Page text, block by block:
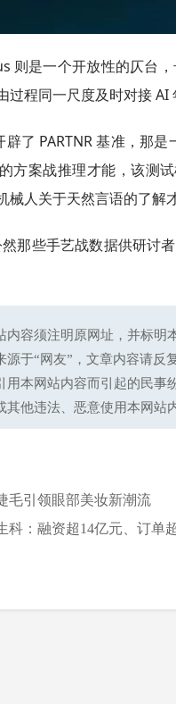
则是一个开放性的仄台
程同一尺度及时对接 AI
了 PARTNR 基准，那
方案战推理才能，该测
人关于天然言语的了解
那些手艺战数据供研讨
容须注明原网址，并标明
源于“网友”，文章内容请反
用本网站内容而引起的民事
其他违法、恶意使用本网站
毛引领眼部美妆新潮流
科：融资超14亿元、订单